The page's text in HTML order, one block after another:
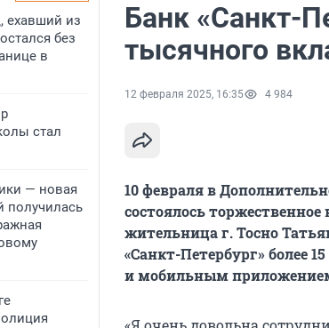
ехавший из
без
в
стал
— новая
получилась
Банк «Санкт-
тысячного
12 февраля 2025, 16:35 4 984
10 февраля в
состоялось
жительница г. Тосно
«Санкт-Петербург» более
и мобильным